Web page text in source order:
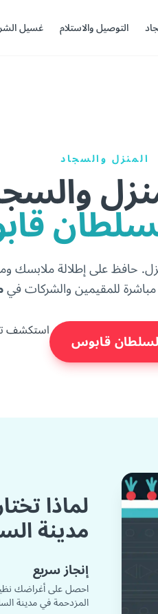
التوصيل والاستلام غسيل
المنزل والسجاد
حافظ على إطلالة ملابسك
مباشرة للمقيمين والشركات في
قابوس استكشف
لماذا
مدينة
إنجاز سريع
احصل على أغراضك
المزدحمة في مدينة